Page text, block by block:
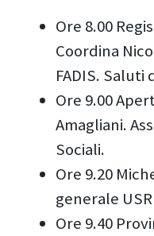
Ore 8.00
Coordina
FADIS.
Ore 9.00
Amagliani.
Sociali.
Ore 9.20
generale
Ore 9.40